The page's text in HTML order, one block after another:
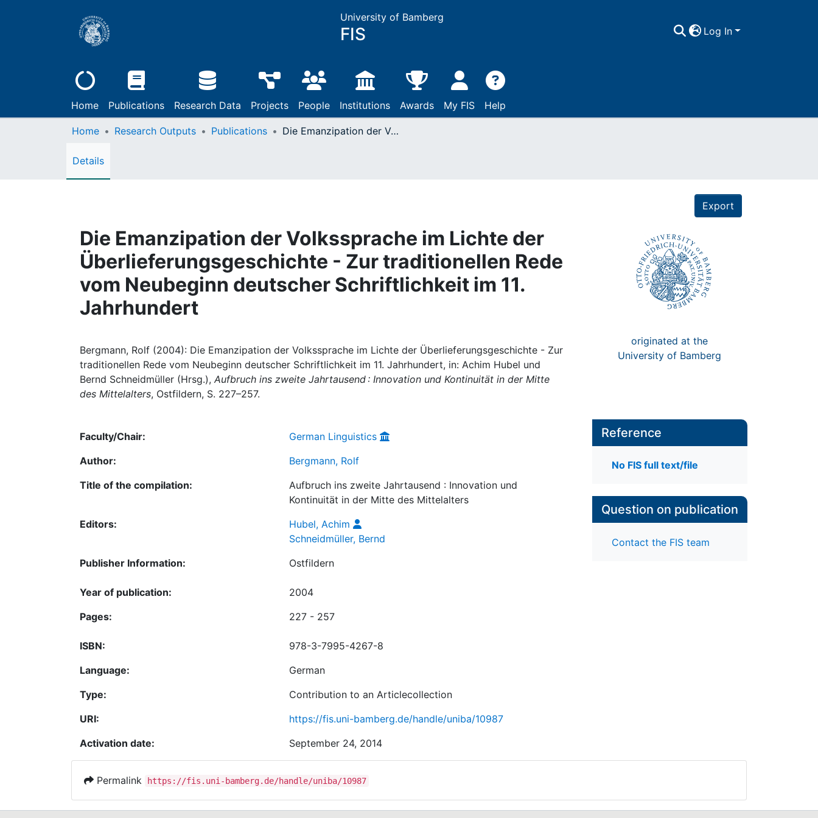
University of Bamberg
FIS Log In
Home Publications Research Data Projects People Institutions Awards My FIS Help
Home Research Outputs Publications Die Emanzipation der Volkssprache im Lichte der Überlieferungsgeschichte - Zur traditionellen Rede vom Neubeginn deutscher Schriftlichkeit im 11. Jahrhundert
Details
Export
Die Emanzipation der Volkssprache im Lichte der
Überlieferungsgeschichte - Zur traditionellen Rede
vom Neubeginn deutscher Schriftlichkeit im 11.
Jahrhundert
Bergmann, Rolf (2004): Die Emanzipation der Volkssprache im Lichte der Überlieferungsgeschichte - Zur
traditionellen Rede vom Neubeginn deutscher Schriftlichkeit im 11. Jahrhundert, in: Achim Hubel und
Bernd Schneidmüller (Hrsg.), Aufbruch ins zweite Jahrtausend : Innovation und Kontinuität in der Mitte
des Mittelalters, Ostfildern, S. 227–257.
originated at the
University of Bamberg
Faculty/Chair:
German Linguistics
Author:
Bergmann, Rolf
Title of the compilation:
Aufbruch ins zweite Jahrtausend : Innovation und
Kontinuität in der Mitte des Mittelalters
Editors:
Hubel, Achim
Schneidmüller, Bernd
Publisher Information:
Ostfildern
Year of publication:
2004
Pages:
227 - 257
ISBN:
978-3-7995-4267-8
Language:
German
Type:
Contribution to an Articlecollection
URI:
https://fis.uni-bamberg.de/handle/uniba/10987
Activation date:
September 24, 2014
Reference
No FIS full text/file
Question on publication
Contact the FIS team
Permalink https://fis.uni-bamberg.de/handle/uniba/10987